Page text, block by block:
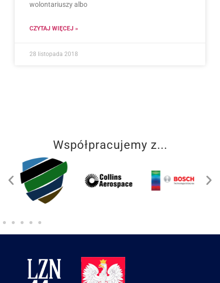
wolontariuszy albo
CZYTAJ WIĘCEJ »
28 listopada 2018
Współpracujemy z...